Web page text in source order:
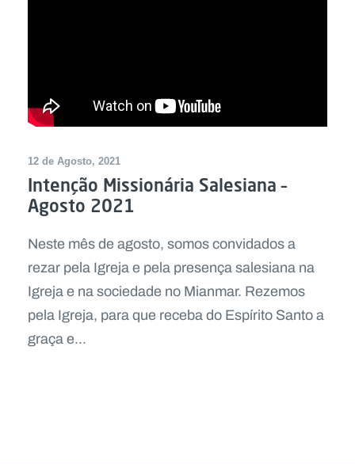
12 de Agosto, 2021
Intenção Missionária Salesiana –
Agosto 2021
Neste mês de agosto, somos convidados a
rezar pela Igreja e pela presença salesiana na
Igreja e na sociedade no Mianmar. Rezemos
pela Igreja, para que receba do Espírito Santo a
graça e...